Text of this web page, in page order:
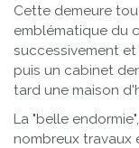
Cette demeure
emblématique du
successivement
puis un cabinet
tard une maison
La "belle
nombreux